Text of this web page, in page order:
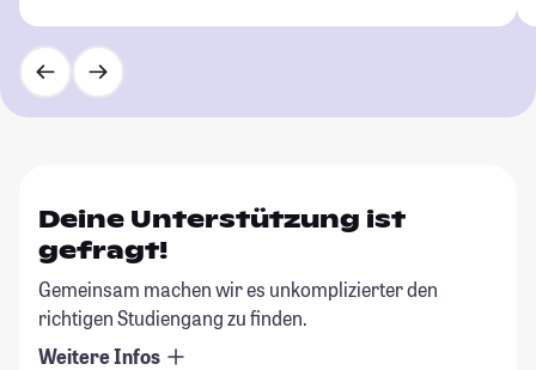
Deine Unterstützung ist
gefragt!
Gemeinsam machen wir es unkomplizierter den
richtigen Studiengang zu finden.
Weitere Infos